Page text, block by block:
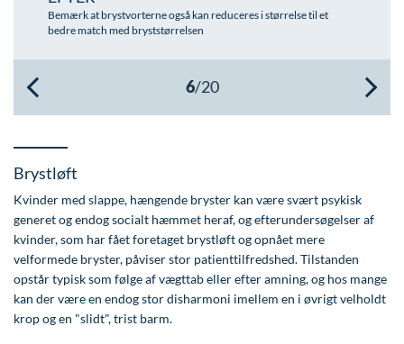
Øre-næse-hals
Bemærk at brystvorterne også kan reduceres i størrelse til et
bedre match med bryststørrelsen
Brystløft
Kvinder med slappe, hængende bryster kan være svært psykisk
generet og endog socialt hæmmet heraf, og efterundersøgelser af
kvinder, som har fået foretaget brystløft og opnået mere
velformede bryster, påviser stor patienttilfredshed. Tilstanden
opstår typisk som følge af vægttab eller efter amning, og hos mange
kan der være en endog stor disharmoni imellem en i øvrigt velholdt
krop og en "slidt", trist barm.